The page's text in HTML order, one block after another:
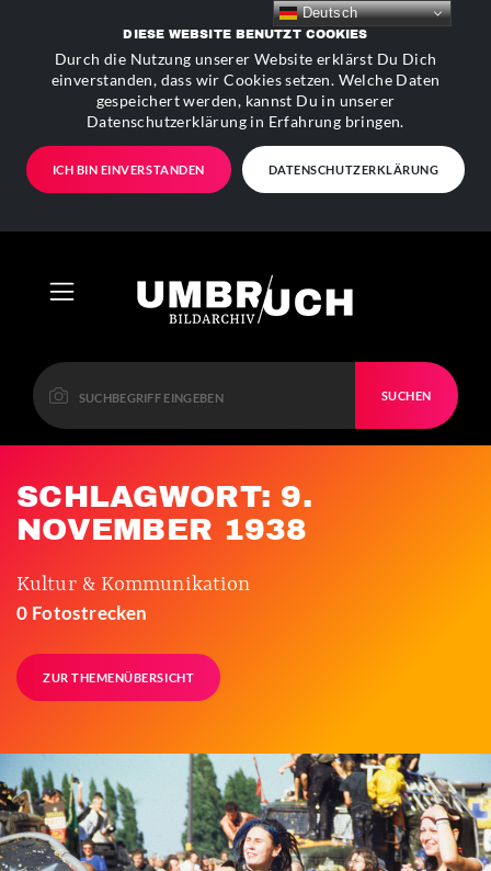
DIESE WEBSITE BENUTZT COOKIES
Durch die Nutzung unserer Website erklärst Du Dich
einverstanden, dass wir Cookies setzen. Welche Daten
gespeichert werden, kannst Du in unserer
Datenschutzerklärung in Erfahrung bringen.
ICH BIN EINVERSTANDEN DATENSCHUTZERKLÄRUNG
SUCHEN
SCHLAGWORT: 9.
NOVEMBER 1938
Kultur & Kommunikation
0 Fotostrecken
ZUR THEMENÜBERSICHT
Deutsch